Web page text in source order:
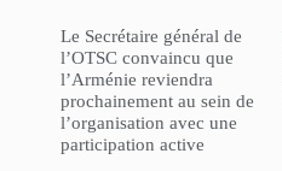
Le Secrétaire général de
l’OTSC convaincu que
l’Arménie reviendra
prochainement au sein de
l’organisation avec une
participation active